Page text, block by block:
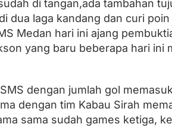
di tangan,ada tambahan
dua laga kandang dan curi
Medan hari ini ajang
yang baru beberapa hari ini
dengan jumlah gol
dengan tim Kabau Sirah
sama sudah games ketiga,